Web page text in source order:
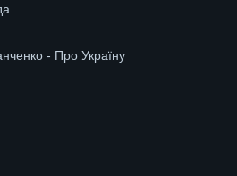
- Про Україну